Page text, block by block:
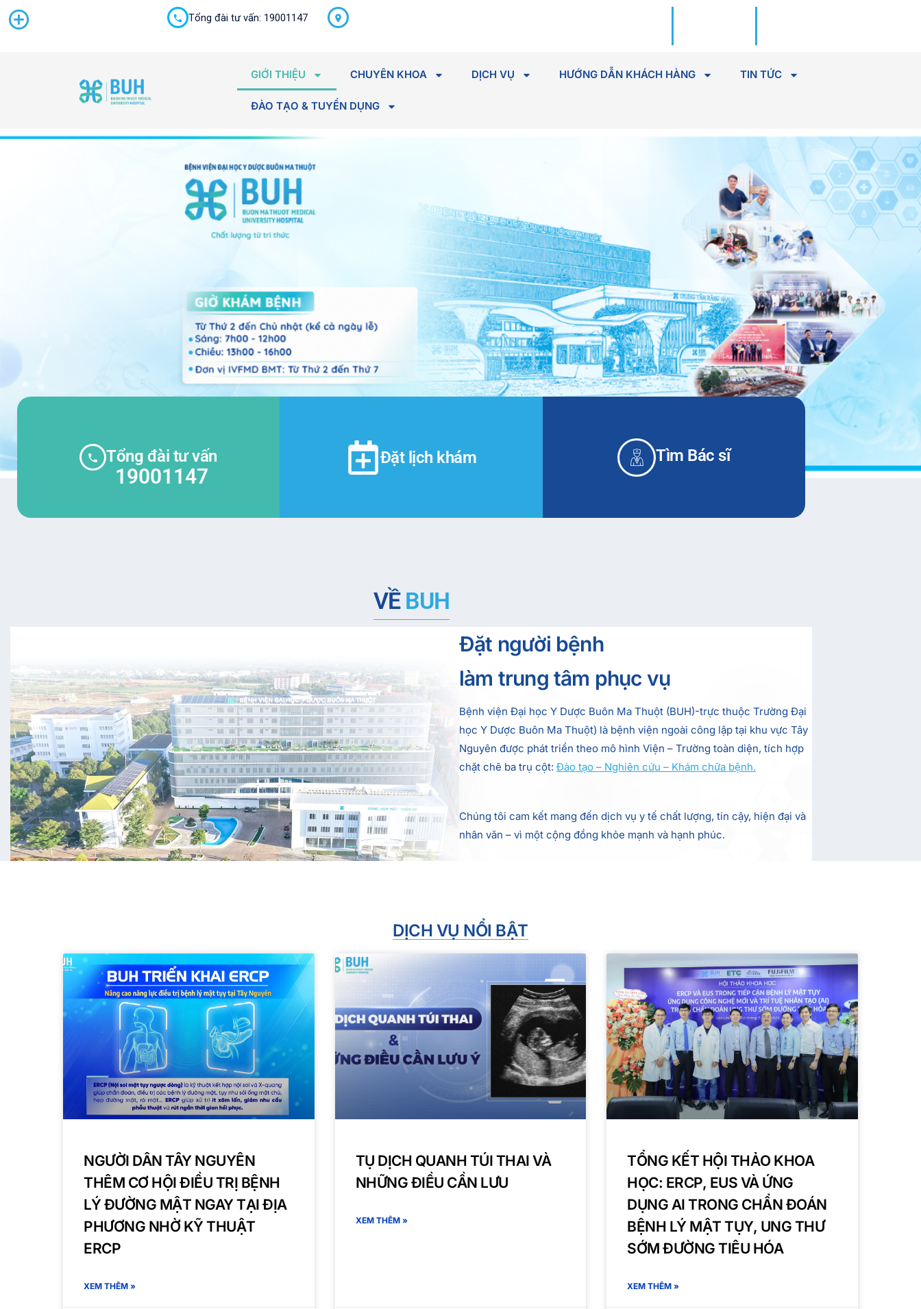
Tổng đài tư vấn: 19001147
298 Hà Huy Tập, P. Tân An,
GIỚI THIỆU CHUYÊN KHOA DỊCH VỤ HƯỚNG DẪN KHÁCH HÀNG TIN TỨC
ĐÀO TẠO & TUYỂN DỤNG
Tổng đài tư vấn
19001147
Đặt lịch khám Tìm Bác sĩ
VỀ BUH
Đặt người bệnh
làm trung tâm phục vụ
Bệnh viện Đại học Y Dược Buôn Ma Thuột (BUH)-trực thuộc Trường Đại
học Y Dược Buôn Ma Thuột) là bệnh viện ngoài công lập tại khu vực Tây
Nguyên được phát triển theo mô hình Viện – Trường toàn diện, tích hợp
chặt chẽ ba trụ cột: Đào tạo – Nghiên cứu – Khám chữa bệnh.
Chúng tôi cam kết mang đến dịch vụ y tế chất lượng, tin cậy, hiện đại và
nhân văn – vì một cộng đồng khỏe mạnh và hạnh phúc.
DỊCH VỤ NỔI BẬT
NGƯỜI DÂN TÂY NGUYÊN
THÊM CƠ HỘI ĐIỀU TRỊ BỆNH
LÝ ĐƯỜNG MẬT NGAY TẠI ĐỊA
PHƯƠNG NHỜ KỸ THUẬT
ERCP
XEM THÊM »
TỤ DỊCH QUANH TÚI THAI VÀ
NHỮNG ĐIỀU CẦN LƯU
XEM THÊM »
TỔNG KẾT HỘI THẢO KHOA
HỌC: ERCP, EUS VÀ ỨNG
DỤNG AI TRONG CHẨN ĐOÁN
BỆNH LÝ MẬT TỤY, UNG THƯ
SỚM ĐƯỜNG TIÊU HÓA
XEM THÊM »